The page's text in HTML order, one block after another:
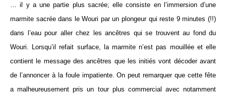
… il y a une partie plus sacrée; elle consiste en l’immersion d’une
marmite sacrée dans le Wouri par un plongeur qui reste 9 minutes (!!)
dans l’eau pour aller chez les ancêtres qui se trouvent au fond du
Wouri. Lorsqu’il refait surface, la marmite n’est pas mouillée et elle
contient le message des ancêtres que les initiés vont décoder avant
de l’annoncer à la foule impatiente. On peut remarquer que cette fête
a malheureusement pris un tour plus commercial avec notamment